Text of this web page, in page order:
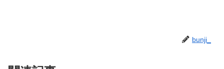
bunji_